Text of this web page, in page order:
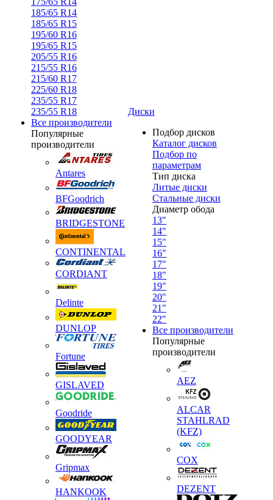
185/65 R14
185/65 R15
195/60 R16
195/65 R15
205/55 R16
215/55 R16
215/60 R17
225/60 R18
235/55 R17
235/55 R18
Все производители
Популярные
производители
Antares
BFGoodrich
BRIDGESTONE
CONTINENTAL
CORDIANT
Delinte
DUNLOP
Fortune
GISLAVED
Goodride
GOODYEAR
Gripmax
HANKOOK
Диски
Подбор дисков
Каталог дисков
Подбор по
параметрам
Тип диска
Литые диски
Стальные диски
Диаметр обода
13"
14"
15"
16"
17"
18"
19"
20"
21"
22"
Все производители
Популярные
производители
AEZ
ALCAR
STAHLRAD
(KFZ)
COX
DEZENT